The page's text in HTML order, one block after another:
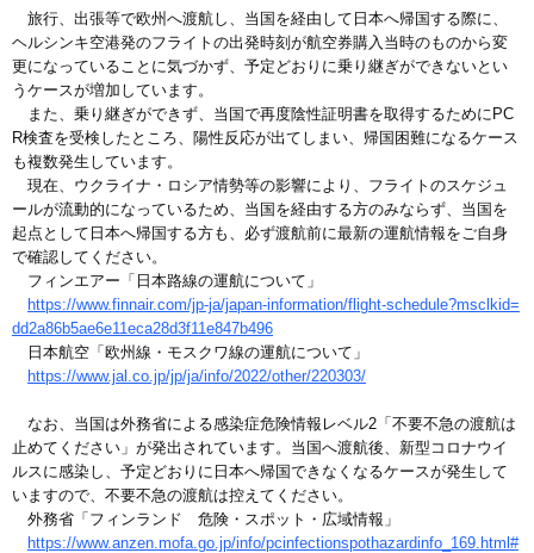
旅行、出張等で欧州へ渡航し、当国を経由して日本へ帰国する際に、
ヘルシンキ空港発のフライトの出発時刻が航空券購入当時のものから変
更になっていることに気づかず、予定どおりに乗り継ぎができないとい
うケースが増加しています。
また、乗り継ぎができず、当国で再度陰性証明書を取得するためにPC
R検査を受検したところ、陽性反応が出てしまい、帰国困難になるケース
も複数発生しています。
現在、ウクライナ・ロシア情勢等の影響により、フライトのスケジュ
ールが流動的になっているため、当国を経由する方のみならず、当国を
起点として日本へ帰国する方も、必ず渡航前に最新の運航情報をご自身
で確認してください。
フィンエアー「日本路線の運航について」
https://www.finnair.com/jp-ja/japan-information/flight-schedule?msclkid=
dd2a86b5ae6e11eca28d3f11e847b496
日本航空「欧州線・モスクワ線の運航について」
https://www.jal.co.jp/jp/ja/info/2022/other/220303/
なお、当国は外務省による感染症危険情報レベル2「不要不急の渡航は
止めてください」が発出されています。当国へ渡航後、新型コロナウイ
ルスに感染し、予定どおりに日本へ帰国できなくなるケースが発生して
いますので、不要不急の渡航は控えてください。
外務省「フィンランド 危険・スポット・広域情報」
https://www.anzen.mofa.go.jp/info/pcinfectionspothazardinfo_169.html#